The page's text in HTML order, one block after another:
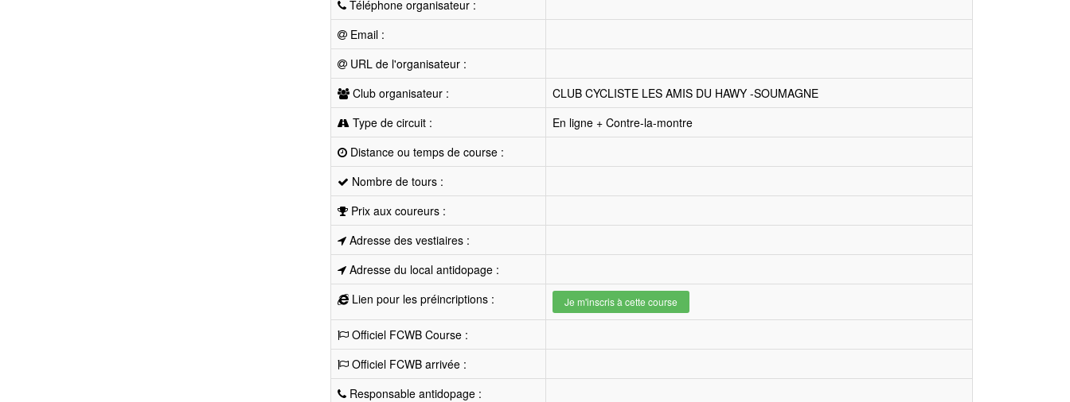
Téléphone organisateur :
Email :
URL de l'organisateur :
Club organisateur :
CLUB CYCLISTE LES AMIS DU HAWY -SOUMAGNE
Type de circuit :
En ligne + Contre-la-montre
Distance ou temps de course :
Nombre de tours :
Prix aux coureurs :
Adresse des vestiaires :
Adresse du local antidopage :
Lien pour les préincriptions :
Je m'inscris à cette course
Officiel FCWB Course :
Officiel FCWB arrivée :
Responsable antidopage :